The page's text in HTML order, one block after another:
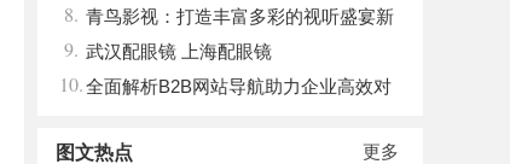
璀璨明珠
8. 青鸟影视：打造丰富多彩的视听盛宴新
平台
9. 武汉配眼镜 上海配眼镜
10.全面解析B2B网站导航助力企业高效对
更多
图文热点